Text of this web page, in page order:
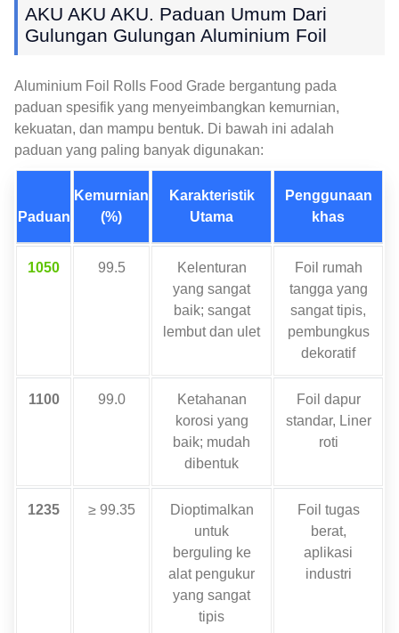
AKU AKU AKU. Paduan Umum Dari
Gulungan Gulungan Aluminium Foil
Aluminium Foil Rolls Food Grade bergantung pada
paduan spesifik yang menyeimbangkan kemurnian,
kekuatan, dan mampu bentuk. Di bawah ini adalah
paduan yang paling banyak digunakan:
Paduan
Kemurnian
(%)
Karakteristik
Utama
Penggunaan
khas
1050 99.5
Kelenturan
yang sangat
baik; sangat
lembut dan ulet
Foil rumah
tangga yang
sangat tipis,
pembungkus
dekoratif
1100 99.0
Ketahanan
korosi yang
baik; mudah
dibentuk
Foil dapur
standar, Liner
roti
1235 ≥ 99.35
Dioptimalkan
untuk
berguling ke
alat pengukur
yang sangat
tipis
Foil tugas
berat,
aplikasi
industri